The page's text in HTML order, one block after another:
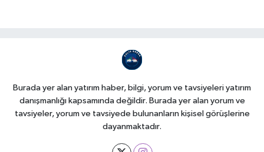
Burada yer alan yatırım haber, bilgi, yorum ve tavsiyeleri yatırım
danışmanlığı kapsamında değildir. Burada yer alan yorum ve
tavsiyeler, yorum ve tavsiyede bulunanların kişisel görüşlerine
dayanmaktadır.